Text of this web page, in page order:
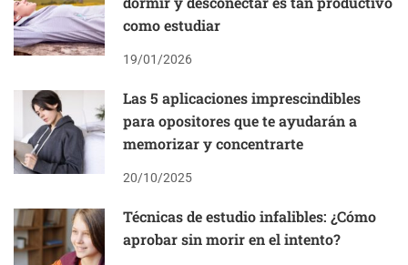
como estudiar
19/01/2026
Las 5 aplicaciones imprescindibles
para opositores que te ayudarán a
memorizar y concentrarte
20/10/2025
Técnicas de estudio infalibles: ¿Cómo
aprobar sin morir en el intento?